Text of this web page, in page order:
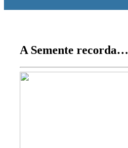
A Semente recorda…